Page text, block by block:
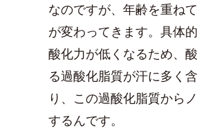
なのですが、年齢を重ね
が変わってきます。具体
酸化力が低くなるため、
る過酸化脂質が汗に多く
り、この過酸化脂質から
するんです。